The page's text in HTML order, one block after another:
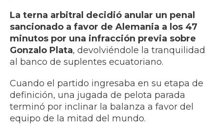
La terna arbitral decidió anular un penal
sancionado a favor de Alemania a los 47
minutos por una infracción previa sobre
Gonzalo Plata, devolviéndole la tranquilidad
al banco de suplentes ecuatoriano.
Cuando el partido ingresaba en su etapa de
definición, una jugada de pelota parada
terminó por inclinar la balanza a favor del
equipo de la mitad del mundo.